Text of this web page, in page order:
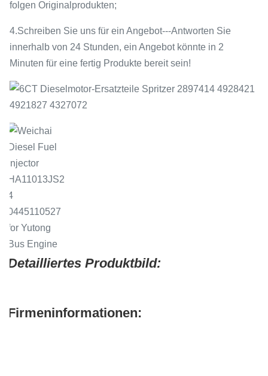
folgen Originalprodukten;
4.Schreiben Sie uns für ein Angebot---Antworten Sie
innerhalb von 24 Stunden, ein Angebot könnte in 2
Minuten für eine fertig Produkte bereit sein!
Detailliertes Produktbild:
Firmeninformationen: